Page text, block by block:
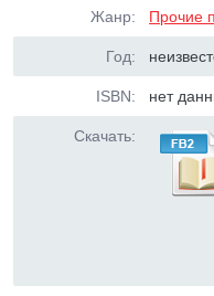
Жанр: Прочие
Год:
ISBN: нет
Скачать: